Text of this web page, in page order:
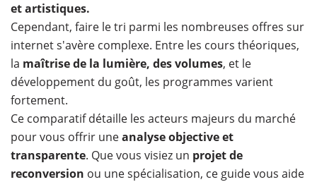
et artistiques.
Cependant, faire le tri parmi les nombreuses offres sur
internet s'avère complexe. Entre les cours théoriques,
la maîtrise de la lumière, des volumes, et le
développement du goût, les programmes varient
fortement.
Ce comparatif détaille les acteurs majeurs du marché
pour vous offrir uneanalyse objective et
transparente. Que vous visiez un projet de
reconversion ou une spécialisation, ce guide vous aide